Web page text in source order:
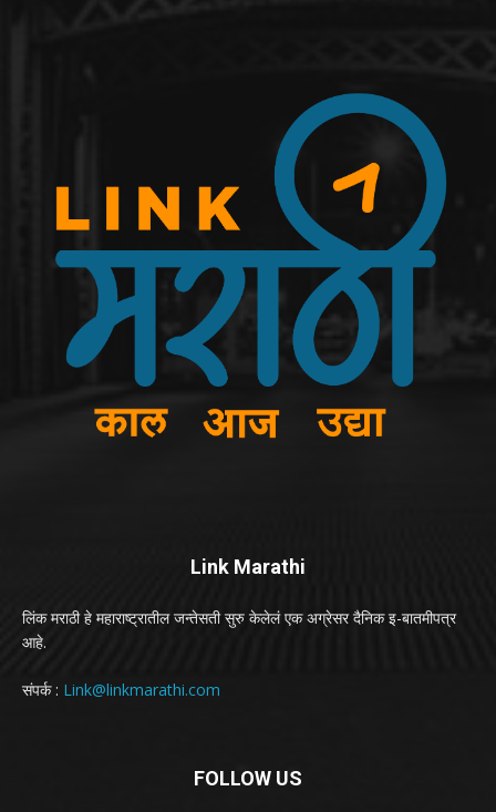
Link Marathi
लिंक मराठी हे महाराष्ट्रातील जन्तेसती सुरु केलेलं एक अग्रेसर दैनिक इ-बातमीपत्र
आहे.
संपर्क : Link@linkmarathi.com
FOLLOW US